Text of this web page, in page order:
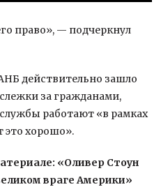
право», — подчеркнул
действительно зашло
за гражданами,
работают «в рамках
это хорошо».
«Оливер Стоун
враге Америки»